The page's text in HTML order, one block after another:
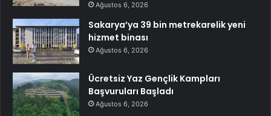
Ağustos 6, 2026
Sakarya’ya 39 bin metrekarelik yeni
hizmet binası
Ağustos 6, 2026
Ücretsiz Yaz Gençlik Kampları
Başvuruları Başladı
Ağustos 6, 2026